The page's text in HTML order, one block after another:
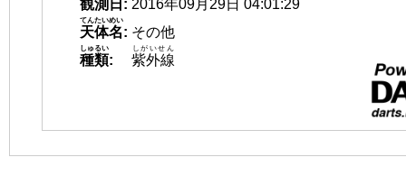
観測 日 : 2016年09月29日 04:01:29
天体名
てんたいめい
: その他
種類
しゅるい
: 紫外線
しがいせん